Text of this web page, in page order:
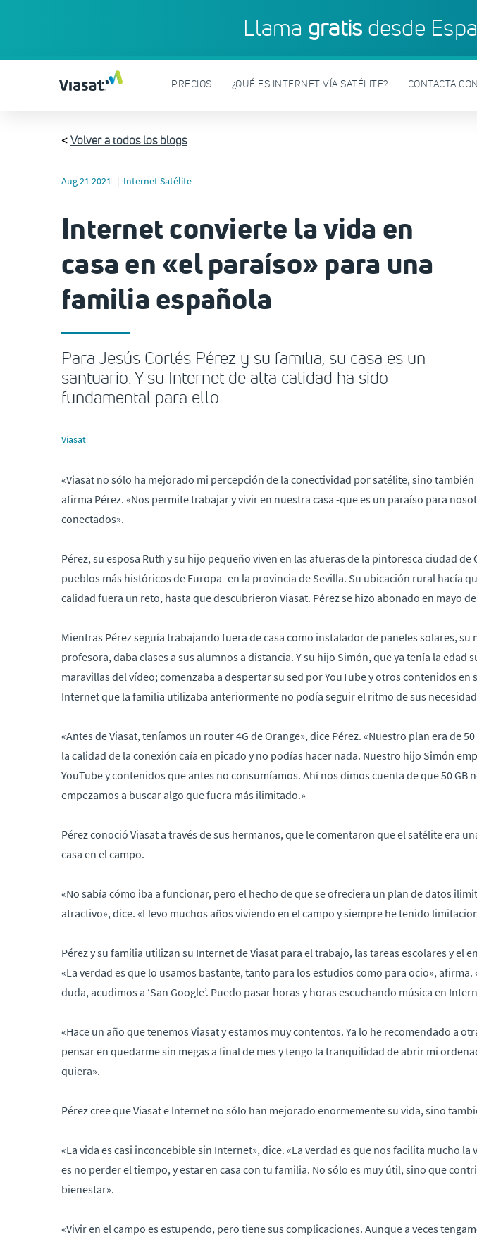
Llama gratis desde
PRECIOS ¿QUÉ ES INTERNET VÍA SATÉLITE? CONTACTA
< Volver a todos los blogs
Aug 21 2021 Internet Satélite
Internet convierte la vida en
casa en «el paraíso» para una
familia española
Para Jesús Cortés Pérez y su familia, su casa es un
santuario. Y su Internet de alta calidad ha sido
fundamental para ello.
Viasat
«Viasat no sólo ha mejorado mi percepción de la conectividad por satélite, sino
afirma Pérez. «Nos permite trabajar y vivir en nuestra casa -que es un paraíso para
conectados».
Pérez, su esposa Ruth y su hijo pequeño viven en las afueras de la pintoresca ciudad de
pueblos más históricos de Europa- en la provincia de Sevilla. Su ubicación rural hacía
calidad fuera un reto, hasta que descubrieron Viasat. Pérez se hizo abonado en mayo
Mientras Pérez seguía trabajando fuera de casa como instalador de paneles solares, su
profesora, daba clases a sus alumnos a distancia. Y su hijo Simón, que ya tenía la edad
maravillas del vídeo; comenzaba a despertar su sed por YouTube y otros contenidos en
Internet que la familia utilizaba anteriormente no podía seguir el ritmo de sus
«Antes de Viasat, teníamos un router 4G de Orange», dice Pérez. «Nuestro plan era de
la calidad de la conexión caía en picado y no podías hacer nada. Nuestro hijo Simón
YouTube y contenidos que antes no consumíamos. Ahí nos dimos cuenta de que 50 GB
empezamos a buscar algo que fuera más ilimitado.»
Pérez conoció Viasat a través de sus hermanos, que le comentaron que el satélite era
casa en el campo.
«No sabía cómo iba a funcionar, pero el hecho de que se ofreciera un plan de datos
atractivo», dice. «Llevo muchos años viviendo en el campo y siempre he tenido
Pérez y su familia utilizan su Internet de Viasat para el trabajo, las tareas escolares y el
«La verdad es que lo usamos bastante, tanto para los estudios como para ocio», afirma.
duda, acudimos a ‘San Google’. Puedo pasar horas y horas escuchando música en
«Hace un año que tenemos Viasat y estamos muy contentos. Ya lo he recomendado a
pensar en quedarme sin megas a final de mes y tengo la tranquilidad de abrir mi
quiera».
Pérez cree que Viasat e Internet no sólo han mejorado enormemente su vida, sino
«La vida es casi inconcebible sin Internet», dice. «La verdad es que nos facilita mucho
es no perder el tiempo, y estar en casa con tu familia. No sólo es muy útil, sino que
bienestar».
«Vivir en el campo es estupendo, pero tiene sus complicaciones. Aunque a veces